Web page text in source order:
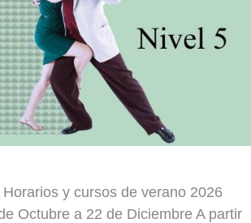
y cursos de verano 2026
Octubre a 22 de Diciembre A partir